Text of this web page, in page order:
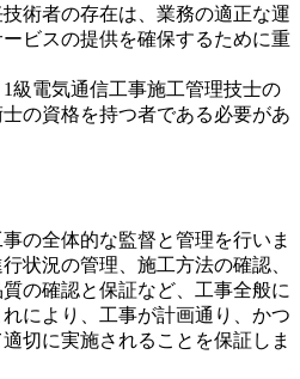
術者の存在は、業務の適正な運
ビスの提供を確保するために重
級電気通信工事施工管理技士の
の資格を持つ者である必要があ
の全体的な監督と管理を行いま
状況の管理、施工方法の確認、
の確認と保証など、工事全般に
により、工事が計画通り、かつ
切に実施されることを保証しま